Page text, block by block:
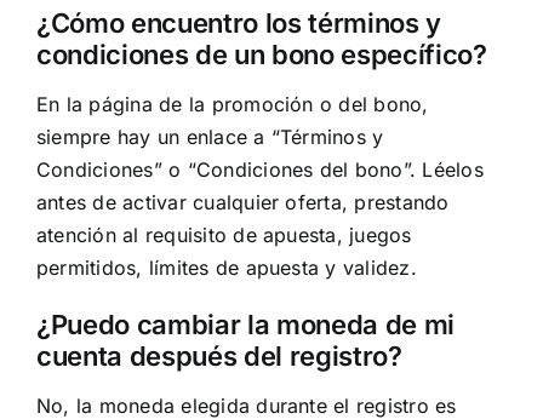
¿Cómo encuentro los términos y
condiciones de un bono específico?
En la página de la promoción o del bono,
siempre hay un enlace a “Términos y
Condiciones” o “Condiciones del bono”. Léelos
antes de activar cualquier oferta, prestando
atención al requisito de apuesta, juegos
permitidos, límites de apuesta y validez.
¿Puedo cambiar la moneda de mi
cuenta después del registro?
No, la moneda elegida durante el registro es